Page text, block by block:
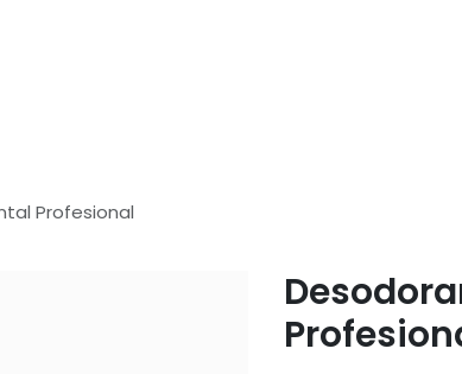
Profesional